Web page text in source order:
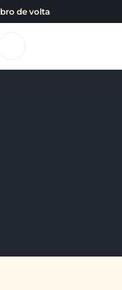
de volta